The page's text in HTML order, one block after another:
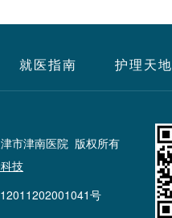
就医指南 护理天地
市津南医院 版权所有
技
号